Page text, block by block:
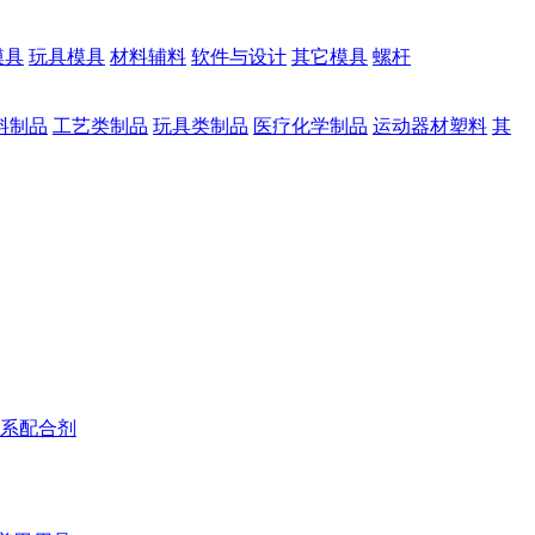
具 玩具模具 材料辅料 软件与设计 其它模具 螺杆
制品 工艺类制品 玩具类制品 医疗化学制品 运动器材塑料 其
配合剂